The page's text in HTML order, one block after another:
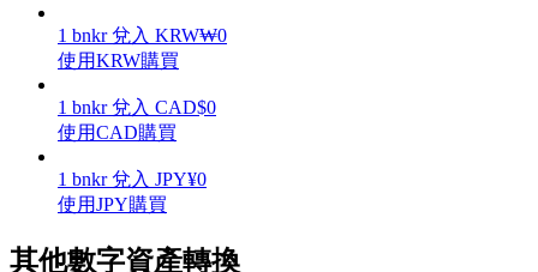
機槍池
1 bnkr 兌入 KRW₩0
使用KRW購買
1 bnkr 兌入 CAD$0
使用CAD購買
1 bnkr 兌入 JPY¥0
使用JPY購買
其他數字資產轉換